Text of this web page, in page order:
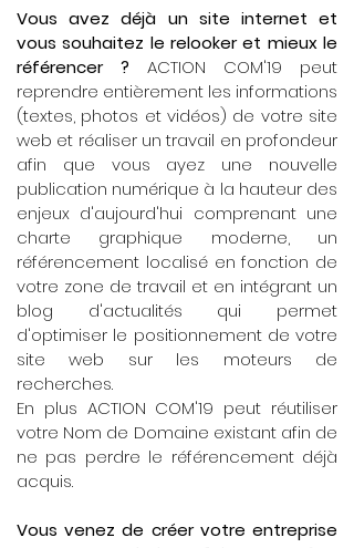
Vous avez déjà un site internet et
vous souhaitez le relooker et mieux le
référencer ? ACTION COM'19 peut
reprendre entièrement les informations
(textes, photos et vidéos) de votre site
web et réaliser un travail en profondeur
afin que vous ayez une nouvelle
publication numérique à la hauteur des
enjeux d'aujourd'hui comprenant une
charte graphique moderne, un
référencement localisé en fonction de
votre zone de travail et en intégrant un
blog d'actualités qui permet
d'optimiser le positionnement de votre
site web sur les moteurs de
recherches.
En plus ACTION COM'19 peut réutiliser
votre Nom de Domaine existant afin de
ne pas perdre le référencement déjà
acquis.
Vous venez de créer votre entreprise